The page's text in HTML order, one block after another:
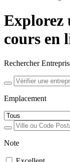
Explorez
cours en
Rechercher
Emplacement
Note